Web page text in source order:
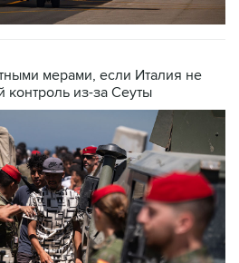
мерами, если Италия не
контроль из-за Сеуты